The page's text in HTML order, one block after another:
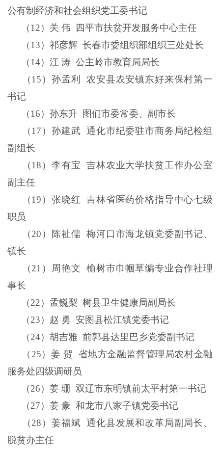
公有制经济和社会组织党工委书记
（12）关 伟
四平市扶贫开发服务中心主任
（13）祁彦辉 长春市委组织部组织三处处长
（14）江 涛 公主岭市教育局局长
（15 ）孙孟利
农安县农安镇东好来保村第一
书记
（16）孙东升
图们市委常委、副市长
（17 ）孙建武
通化市纪委驻市商务局纪检组
副组长
（18 ）李有宝
吉林农业大学扶贫工作办公室
副主任
（19 ）张晓红
吉林省医药价格指导中心七级
职员
（20 ）陈祉儒
梅河口市海龙镇党委副书记、
镇长
（21 ）周艳文
榆树市巾帼草编专业合作社理
事长
（22）孟巍梨 树县卫生健康局副局长
（23）赵 勇 安图县松江镇党委书记
（24）胡吉雅 前郭县达里巴乡党委副书记
（ 25）姜 贺
省地方金融监督管理局农村金融
服务处四级调研员
（26）姜 珊 双辽市东明镇前太平村第一书记
（27）姜 豪 和龙市八家子镇党委书记
（28 ）姜福斌
通化县发展和改革局副局长、
脱贫办主任